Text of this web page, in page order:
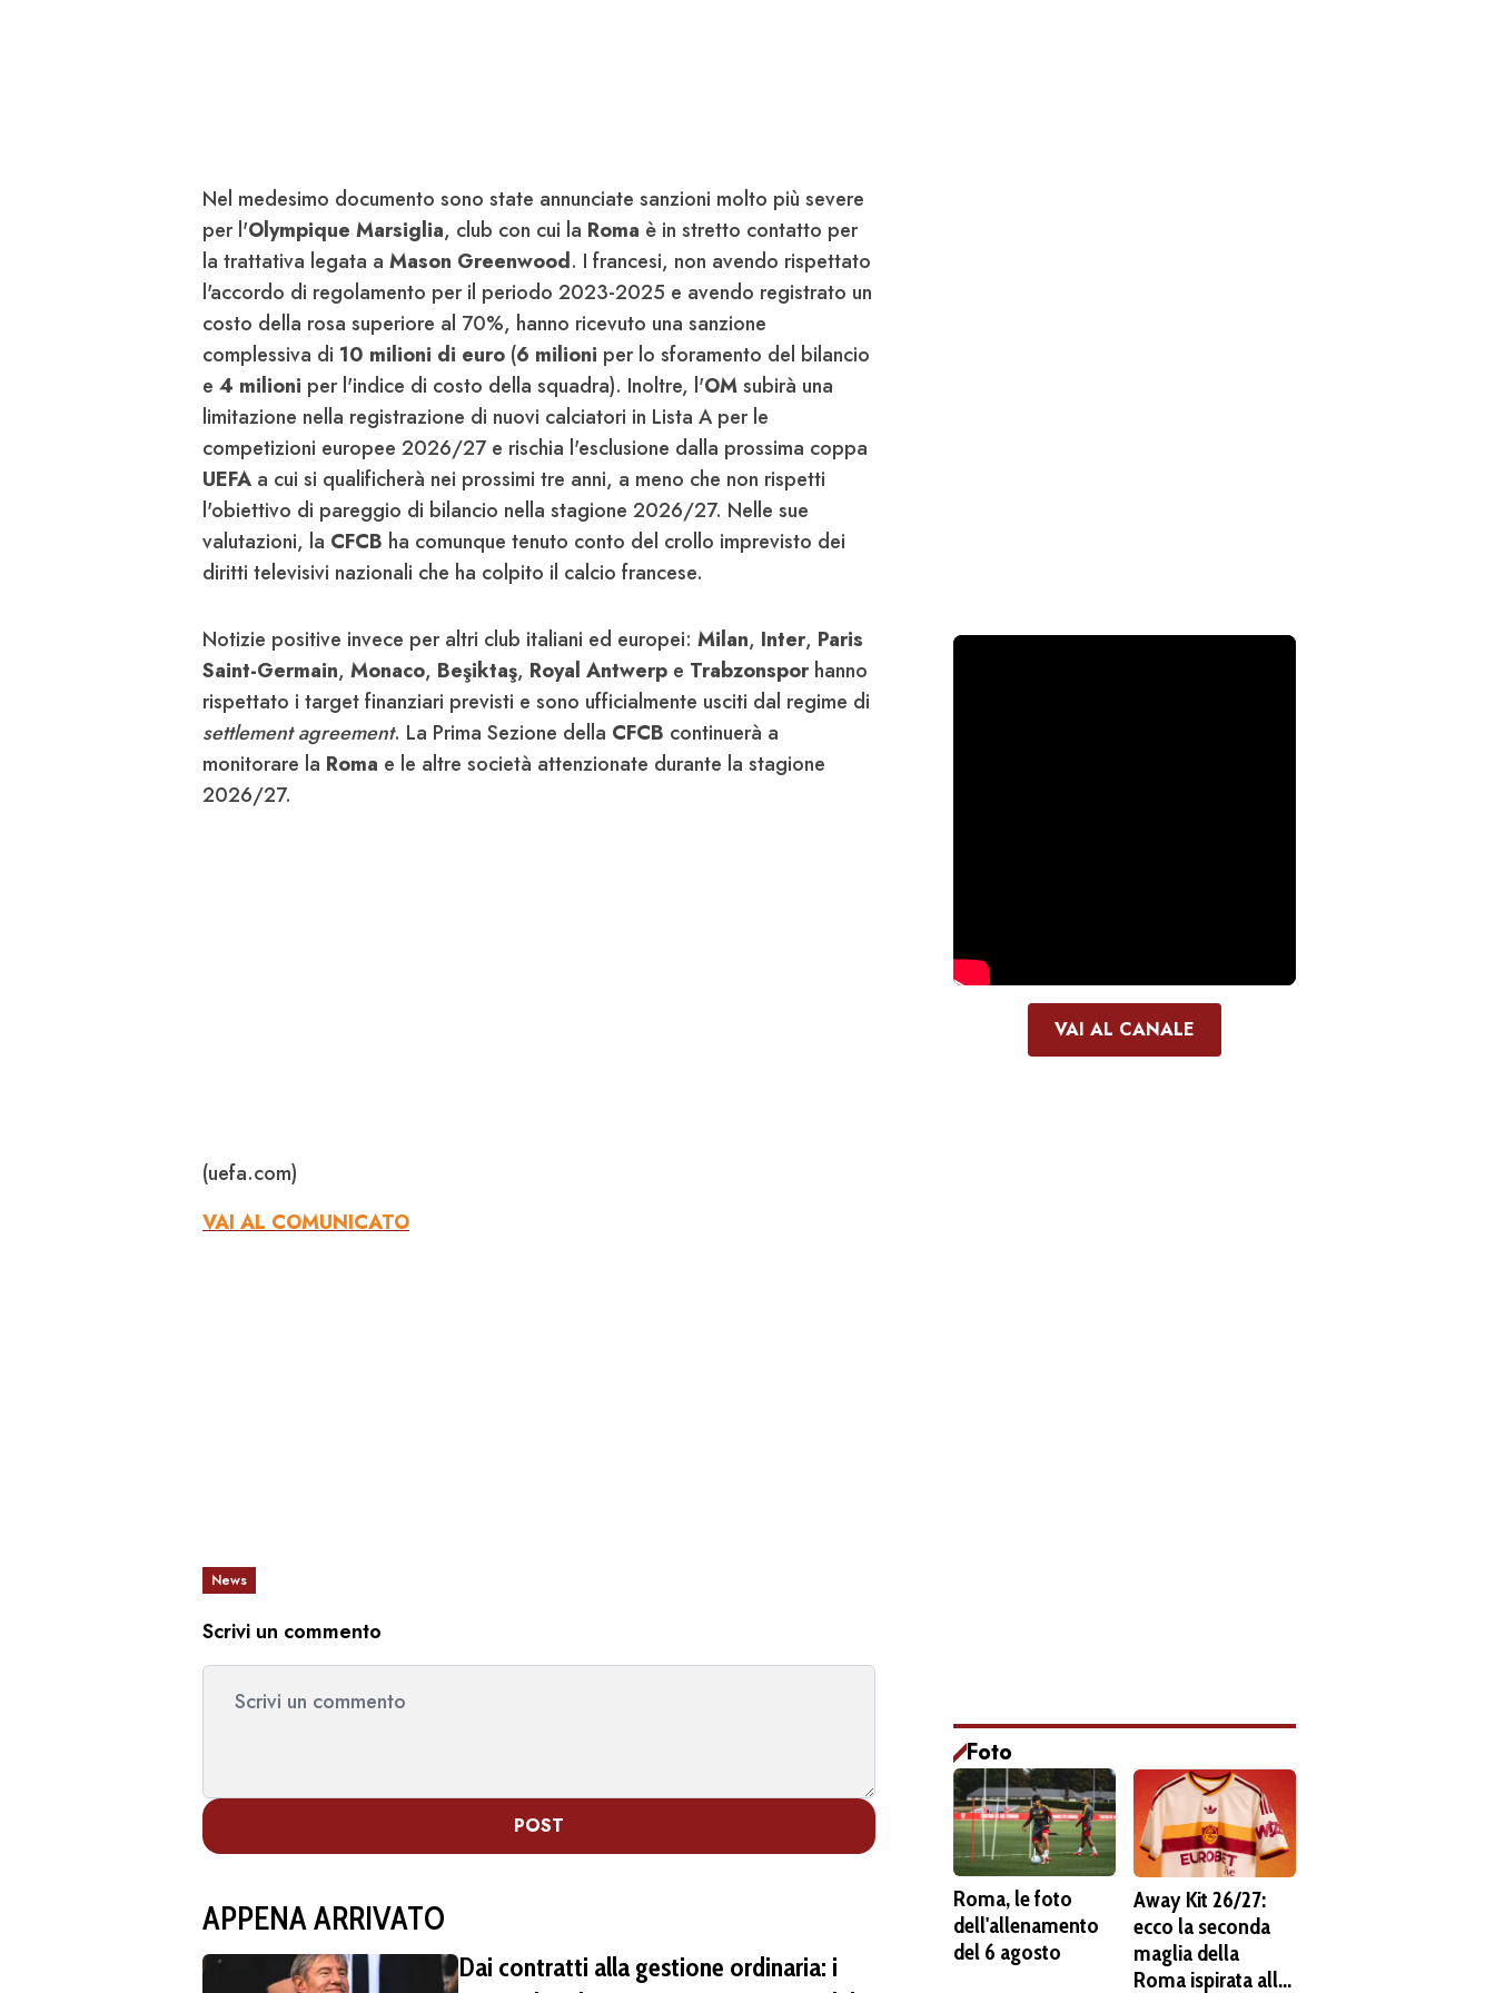
Nel medesimo documento sono state annunciate sanzioni molto più severe
per l'Olympique Marsiglia, club con cui la Roma è in stretto contatto per
la trattativa legata a Mason Greenwood. I francesi, non avendo rispettato
l'accordo di regolamento per il periodo 2023-2025 e avendo registrato un
costo della rosa superiore al 70%, hanno ricevuto una sanzione
complessiva di 10 milioni di euro (6 milioni per lo sforamento del bilancio
e 4 milioni per l'indice di costo della squadra). Inoltre, l'OMsubirà una
limitazione nella registrazione di nuovi calciatori in Lista A per le
competizioni europee 2026/27 e rischia l'esclusione dalla prossima coppa
UEFA a cui si qualificherà nei prossimi tre anni, a meno che non rispetti
l'obiettivo di pareggio di bilancio nella stagione 2026/27. Nelle sue
valutazioni, la CFCB ha comunque tenuto conto del crollo imprevisto dei
diritti televisivi nazionali che ha colpito il calcio francese.
Notizie positive invece per altri club italiani ed europei: Milan, Inter, Paris
Saint-Germain, Monaco, Beşiktaş, Royal Antwerp e Trabzonsporhanno
rispettato i target finanziari previsti e sono ufficialmente usciti dal regime di
settlement agreement. La Prima Sezione della CFCB continuerà a
monitorare la Roma e le altre società attenzionate durante la stagione
2026/27.
(uefa.com)
VAI AL COMUNICATO
News
Scrivi un commento
POST
APPENA ARRIVATO
Dai contratti alla gestione ordinaria: i
VAI AL CANALE
Foto
Roma, le foto
dell'allenamento
del 6 agosto
Away Kit 26/27:
ecco la seconda
maglia della
Roma ispirata alla